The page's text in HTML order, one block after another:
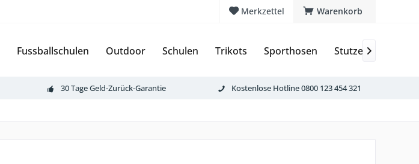
Warenkorb
Merkzettel
Fussballschulen Outdoor Schulen Trikots Sporthosen Stutzen & Schoner

30 Tage Geld-Zurück-Garantie Kostenlose Hotline 0800 123 454 321